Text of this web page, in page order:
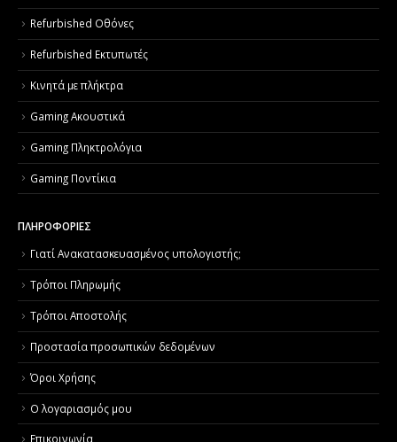
Refurbished Οθόνες
Refurbished Εκτυπωτές
Κινητά με πλήκτρα
Gaming Ακουστικά
Gaming Πληκτρολόγια
Gaming Ποντίκια
ΠΛΗΡΟΦΟΡΙΕΣ
Γιατί Aνακατασκευασμένος υπολογιστής;
Τρόποι Πληρωμής
Τρόποι Αποστολής
Προστασία προσωπικών δεδομένων
Όροι Χρήσης
Ο λογαριασμός μου
Επικοινωνία